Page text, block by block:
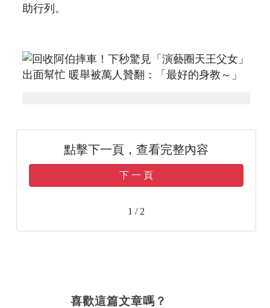
助行列。
點擊下一頁，查看完整內容
下 一 頁
1 / 2
喜歡這篇文章嗎？